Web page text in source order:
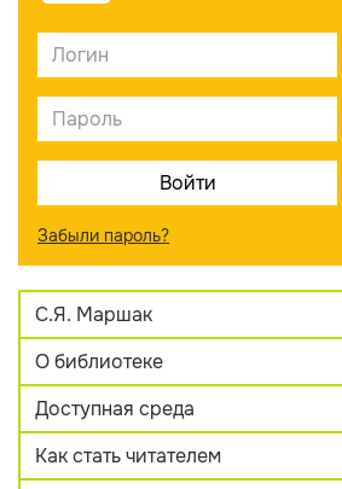
Забыли пароль?
С.Я. Маршак
О библиотеке
Доступная среда
Как стать читателем